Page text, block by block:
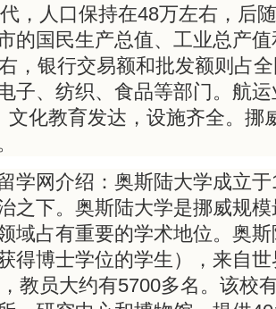
，人口保持在48万左右，后
的国民生产总值、工业总产
，银行交易额和批发额则占
子、纺织、食品等部门。航
文化教育发达，设施齐全。挪
网介绍：奥斯陆大学成立于
之下。奥斯陆大学是挪威规
域占有重要的学术地位。奥
得博士学位的学生），来自
教员大约有5700多名。该校